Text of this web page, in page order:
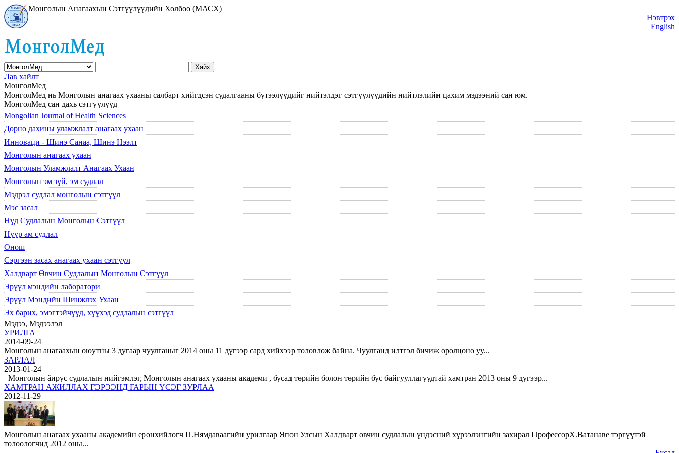
Монголын Анагаахын Сэтгүүлүүдийн Холбоо (МАСХ)
Нэвтрэх
English
Лав хайлт
МонголМед
МонголМед нь Монголын анагаах ухааны салбарт хийгдсэн судалгааны бүтээлүүдийг нийтэлдэг сэтгүүлүүдийн нийтлэлийн цахим мэдээний сан юм.
МонголМед сан дахь сэтгүүлүүд
Mongolian Journal of Health Sciences
Дорно дахины уламжлалт анагаах ухаан
Инноваци - Шинэ Санаа, Шинэ Нээлт
Монголын анагаах ухаан
Монголын Уламжлалт Анагаах Ухаан
Монголын эм зүй, эм судлал
Мэдрэл судлал монголын сэтгүүл
Мэс засал
Нүд Судлалын Монголын Сэтгүүл
Нүүр ам судлал
Онош
Сэргээн засах анагаах ухаан сэтгүүл
Халдварт Өвчин Судлалын Монголын Сэтгүүл
Эрүүл мэндийн лаборатори
Эрүүл Мэндийн Шинжлэх Ухаан
Эх барих, эмэгтэйчүүд, хүүхэд судлалын сэтгүүл
Мэдээ, Мэдээлэл
УРИЛГА
2014-09-24
Монголын анагаахын оюутны 3 дугаар чуулганыг 2014 оны 11 дүгээр сард хийхээр төлөвлөж байна. Чуулганд илтгэл бичиж оролцоно уу...
ЗАРЛАЛ
2013-01-24
Монголын âирус судлалын нийгэмлэг, Монголын анагаах ухааны академи , бусад төрийн болон төрийн бус байгууллагуудтай хамтран 2013 оны 9 дүгээр...
ХАМТРАН АЖИЛЛАХ ГЭРЭЭНД ГАРЫН ҮСЭГ ЗУРЛАА
2012-11-29
Монголын анагаах ухааны академийн ерөнхийлөгч П.Нямдаваагийн урилгаар Япон Улсын Халдварт өвчин судлалын үндэсний хүрээлэнгийн захирал ПрофессорХ.Ватанаве тэргүүтэй
төлөөлөгчид 2012 оны...